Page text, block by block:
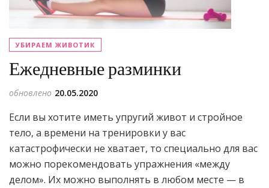
УБИРАЕМ ЖИВОТИК
Ежедневные разминки
обновлено 20.05.2020
Если вы хотите иметь упругий живот и стройное
тело, а времени на тренировки у вас
катастрофически не хватает, то специально для вас
можно порекомен­довать упражнения «между
делом». Их можно выпол­нять в любом месте — в